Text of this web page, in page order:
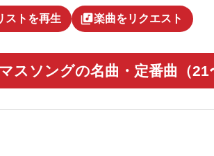
ストを再生 library_music楽曲をリクエスト
スソングの名曲・定番曲（21